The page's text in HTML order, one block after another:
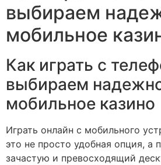
выбираем
мобильное
Как играть с
выбираем
мобильное казино
Играть онлайн с мобильного
это не просто удобная опция, а
зачастую и превосходящий